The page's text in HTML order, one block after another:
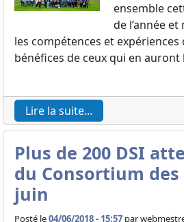
ensemble
de l’année
les compétences et expériences
bénéfices de ceux qui en auront
Lire la suite...
Plus de 200 DSI
du Consortium des
juin
Posté le04/06/2018 - 15:57 par